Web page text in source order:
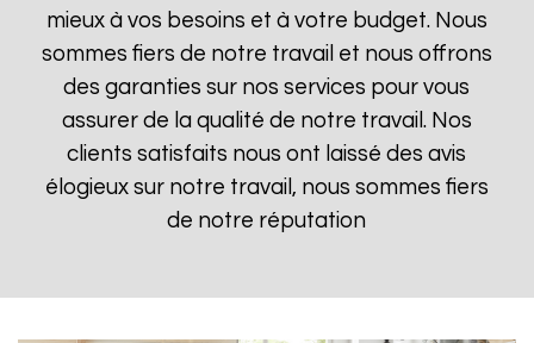
mieux à vos besoins et à votre budget. Nous
sommes fiers de notre travail et nous offrons
des garanties sur nos services pour vous
assurer de la qualité de notre travail. Nos
clients satisfaits nous ont laissé des avis
élogieux sur notre travail, nous sommes fiers
de notre réputation